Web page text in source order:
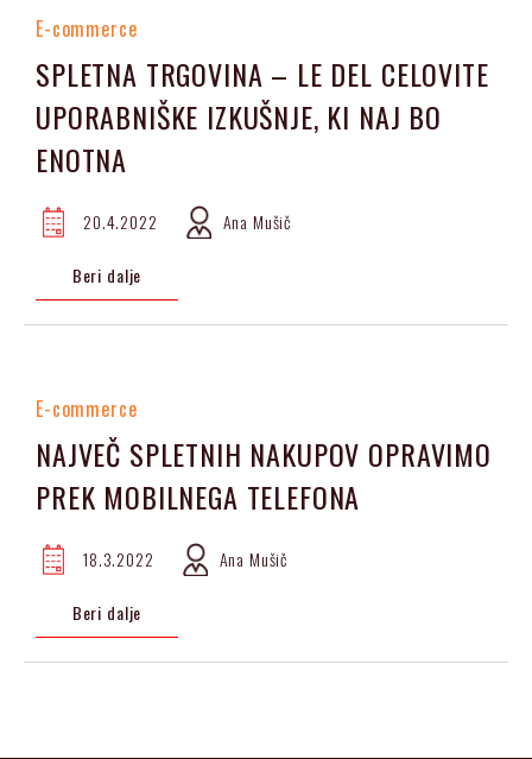
E-commerce
SPLETNA TRGOVINA – LE DEL CELOVITE
UPORABNIŠKE IZKUŠNJE, KI NAJ BO
ENOTNA
20.4.2022 Ana Mušič
Beri dalje
E-commerce
NAJVEČ SPLETNIH NAKUPOV OPRAVIMO
PREK MOBILNEGA TELEFONA
18.3.2022 Ana Mušič
Beri dalje